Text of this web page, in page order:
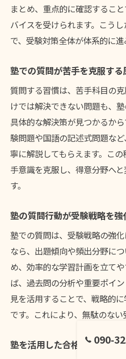
まとめ、重点的に確認するこ
バイスを受けられます。こう
で、受験対策全体が体系的に進
塾での質問が苦手を克服する
質問する習慣は、苦手科目の
けでは解決できない問題も、
具体的な解決策が見つかるか
験問題や国語の記述式問題な
寧に解説してもらえます。こ
手意識を克服し、得意分野へ
す。
塾の質問行動が受験戦略を強
塾での質問は、受験戦略の強
なら、出題傾向や頻出分野に
め、効率的な学習計画を立て
ば、過去問の分析や重要ポイン
見を活用することで、戦略的
です。これにより、無駄のな
塾を活用した合格への道のり
090-